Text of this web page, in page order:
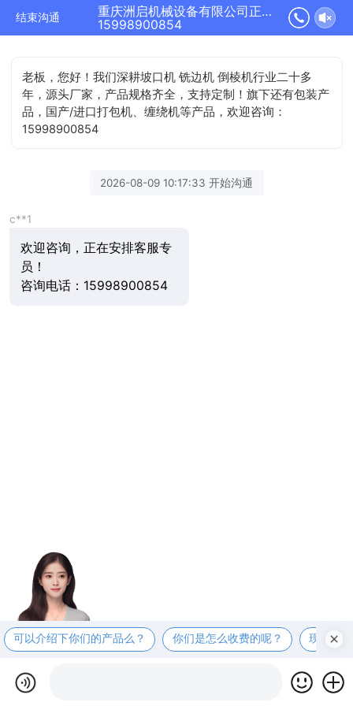
结束沟通
重庆洲启机械设备有限公司正在为您服务
15998900854
老板，您好！我们深耕坡口机 铣边机 倒棱机行业二十多
年，源头厂家，产品规格齐全，支持定制！旗下还有包装产
品，国产/进口打包机、缠绕机等产品，欢迎咨询：
15998900854
2026-08-09 10:17:33 开始沟通
c**1
欢迎咨询，正在安排客服专
员！
咨询电话：15998900854
可以介绍下你们的产品么？ 你们是怎么收费的呢？ 现在有